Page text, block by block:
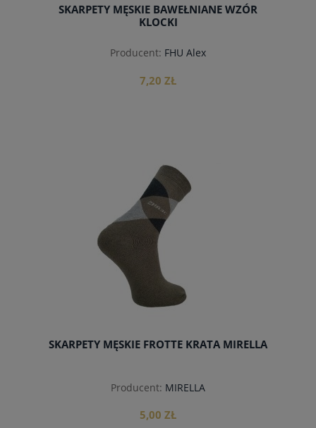
SKARPETY MĘSKIE BAWEŁNIANE WZÓR
KLOCKI
Producent: FHU Alex
7,20 ZŁ
do koszyka
SKARPETY MĘSKIE FROTTE KRATA MIRELLA
Producent: MIRELLA
5,00 ZŁ